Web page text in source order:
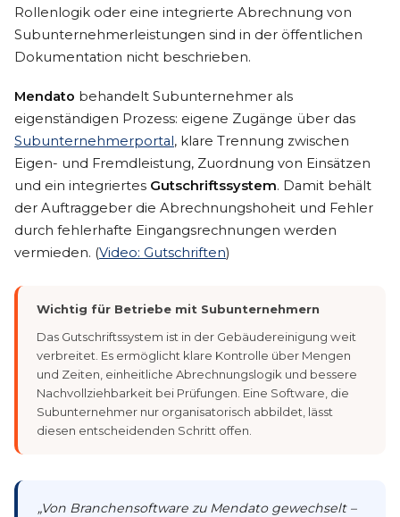
Rollenlogik oder eine integrierte Abrechnung von
Subunternehmerleistungen sind in der öffentlichen
Dokumentation nicht beschrieben.
Mendato behandelt Subunternehmer als
eigenständigen Prozess: eigene Zugänge über das
Subunternehmerportal , klare Trennung zwischen
Eigen- und Fremdleistung, Zuordnung von Einsätzen
und ein integriertes Gutschriftssystem. Damit behält
der Auftraggeber die Abrechnungshoheit und Fehler
durch fehlerhafte Eingangsrechnungen werden
vermieden. (Video: Gutschriften)
Wichtig für Betriebe mit Subunternehmern
Das Gutschriftssystem ist in der Gebäudereinigung weit
verbreitet. Es ermöglicht klare Kontrolle über Mengen
und Zeiten, einheitliche Abrechnungslogik und bessere
Nachvollziehbarkeit bei Prüfungen. Eine Software, die
Subunternehmer nur organisatorisch abbildet, lässt
diesen entscheidenden Schritt offen.
„Von Branchensoftware zu Mendato gewechselt –